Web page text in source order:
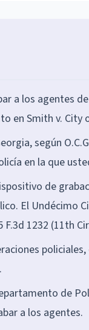
a los agentes
en Smith v. City
según
en la que
de
El Undécimo
1232 (11th
de
a los agentes.